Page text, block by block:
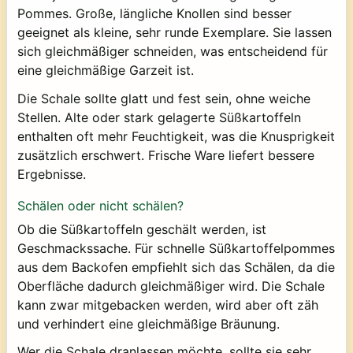
Pommes. Große, längliche Knollen sind besser
geeignet als kleine, sehr runde Exemplare. Sie lassen
sich gleichmäßiger schneiden, was entscheidend für
eine gleichmäßige Garzeit ist.
Die Schale sollte glatt und fest sein, ohne weiche
Stellen. Alte oder stark gelagerte Süßkartoffeln
enthalten oft mehr Feuchtigkeit, was die Knusprigkeit
zusätzlich erschwert. Frische Ware liefert bessere
Ergebnisse.
Schälen oder nicht schälen?
Ob die Süßkartoffeln geschält werden, ist
Geschmackssache. Für schnelle Süßkartoffelpommes
aus dem Backofen empfiehlt sich das Schälen, da die
Oberfläche dadurch gleichmäßiger wird. Die Schale
kann zwar mitgebacken werden, wird aber oft zäh
und verhindert eine gleichmäßige Bräunung.